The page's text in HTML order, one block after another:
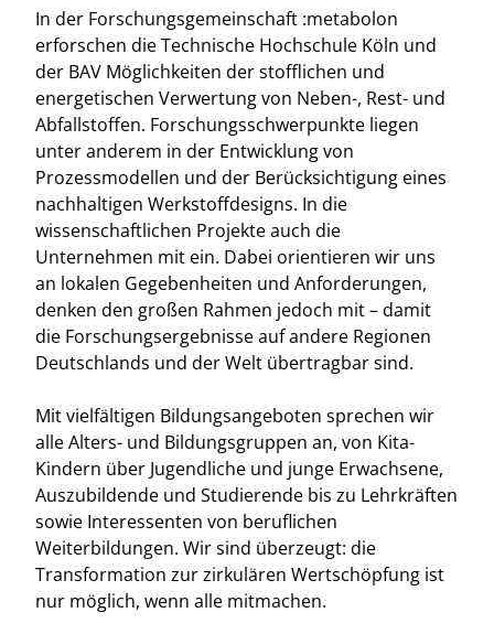
In der Forschungsgemeinschaft :metabolon
erforschen die Technische Hochschule Köln und
der BAV Möglichkeiten der stofflichen und
energetischen Verwertung von Neben-, Rest- und
Abfallstoffen. Forschungsschwerpunkte liegen
unter anderem in der Entwicklung von
Prozessmodellen und der Berücksichtigung eines
nachhaltigen Werkstoffdesigns. In die
wissenschaftlichen Projekte auch die
Unternehmen mit ein. Dabei orientieren wir uns
an lokalen Gegebenheiten und Anforderungen,
denken den großen Rahmen jedoch mit – damit
die Forschungsergebnisse auf andere Regionen
Deutschlands und der Welt übertragbar sind.
Mit vielfältigen Bildungsangeboten sprechen wir
alle Alters- und Bildungsgruppen an, von Kita-
Kindern über Jugendliche und junge Erwachsene,
Auszubildende und Studierende bis zu Lehrkräften
sowie Interessenten von beruflichen
Weiterbildungen. Wir sind überzeugt: die
Transformation zur zirkulären Wertschöpfung ist
nur möglich, wenn alle mitmachen.